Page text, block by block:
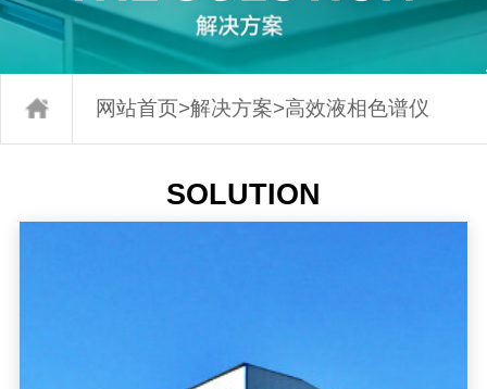
网站首页>解决方案>高效液相色谱仪
SOLUTION